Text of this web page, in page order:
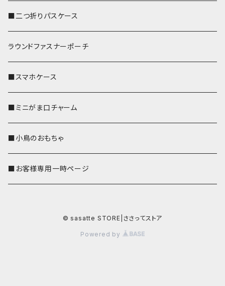
■二つ折りパスケース
ラウンドファスナーポーチ
■スマホケース
■ミニがま口チャーム
■小鳥のおもちゃ
■お客様専用一時ページ
© sasatte STORE|ささってストア
Powered by